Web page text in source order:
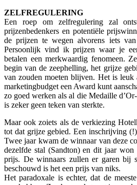
ZELFREGULERING
Een roep om zelfregulering zal
prijzenbedenkers en potentiële
de prijzen te wegen alvorens iets
Persoonlijk vind ik prijzen waar je
betalen een merkwaardig fenomeen.
begin van de zeephelling, het grijze
van zouden moeten blijven. Het is leuk
marketingbudget een Award kunt
zo goed werken als al die Medaille
is zeker geen teken van sterkte.
Maar ook zoiets als de verkiezing
tot dat grijze gebied. Een inschrijving
Twee jaar kwam de winnaar van deze
dezelfde stal (Sandton) en dit jaar
prijs. De winnaars zullen er garen bij
beschouwd is het een prijs van niks.
Het paradoxale is echter, dat de